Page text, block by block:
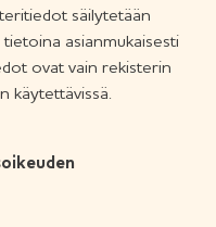
säilytetään
asianmukaisesti
ovat vain rekisterin
käytettävissä.